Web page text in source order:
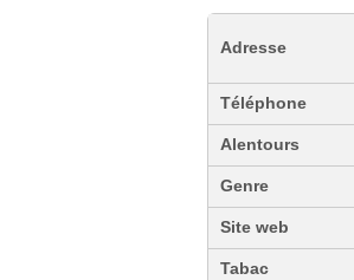
Adresse
Téléphone
Alentours
Genre
Site web
Tabac